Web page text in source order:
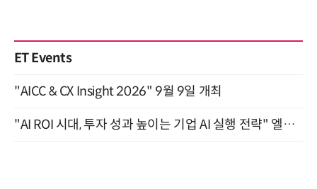
ET Events
"AICC & CX Insight 2026" 9월 9일 개최
"AI ROI 시대, 투자 성과 높이는 기업 AI 실행 전략" 엘타워 6층 (9월 18일)